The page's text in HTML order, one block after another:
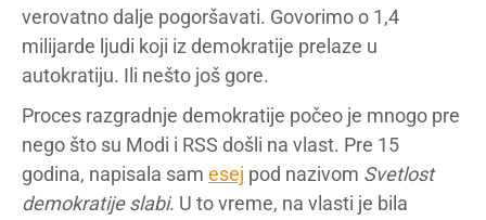
verovatno dalje pogoršavati. Govorimo o 1,4
milijarde ljudi koji iz demokratije prelaze u
autokratiju. Ili nešto još gore.
Proces razgradnje demokratije počeo je mnogo pre
nego što su Modi i RSS došli na vlast. Pre 15
godina, napisala sam esej pod nazivom Svetlost
demokratije slabi. U to vreme, na vlasti je bila